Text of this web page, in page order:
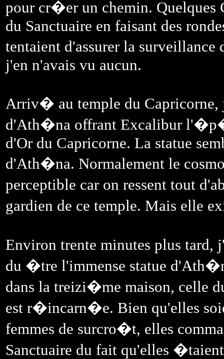
pour cr�er un chemin. Quelques
du Sanctuaire en faisant des
tentaient d'assurer la
j'en n'avais vu aucun.
Arriv� au temple du Capricorne,
d'Ath�na offrant Excalibur
d'Or du Capricorne. La statue
d'Ath�na. Normalement le
perceptible car on ressent tout
gardien de ce temple. Mais elle
Environ trente minutes plus
du �tre l'immense statue
dans la treizi�me maison, celle
est r�incarn�e. Bien qu'elles
femmes de surcro�t, elles
Sanctuaire du fait qu'elles